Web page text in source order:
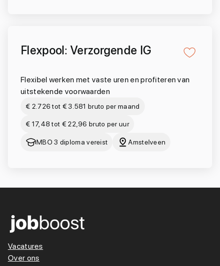
Flexpool: Verzorgende IG
Flexibel werken met vaste uren en profiteren van
uitstekende voorwaarden
€ 2.726 tot € 3.581 bruto per maand
€ 17,48 tot € 22,96 bruto per uur
MBO 3 diploma vereist Amstelveen
Vacatures
Over ons